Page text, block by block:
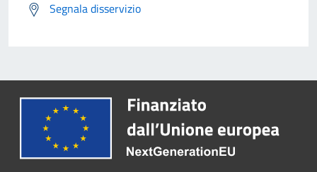
Segnala disservizio